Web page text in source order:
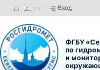
Вход
ФГБУ
по
и